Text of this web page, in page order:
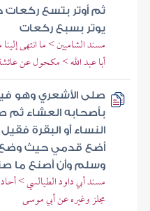
ثم أوتر بتسع ركعات
يوتر بسبع ركعات
مسند الشاميين > ما انتهى
أبا عبد الله > مكحول عن
صلى الأشعري وهو
بأصحابه العشاء ثم
النساء أو البقرة
أضع قدمي حيث وضع
وسلم وأن أصنع ما
مسند أبي داود الطيالسي >
مجلز وغيره عن أبي موسى